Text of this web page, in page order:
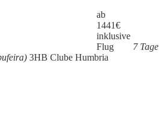
ab
1441€
inklusive
Flug
7 Tage
3HB Clube Humbria